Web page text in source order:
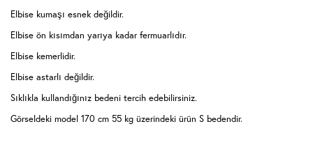
Elbise kumaşı esnek değildir.
Elbise ön kısımdan yarıya kadar fermuarlıdır.
Elbise kemerlidir.
Elbise astarlı değildir.
Sıklıkla kullandığınız bedeni tercih edebilirsiniz.
Görseldeki model 170 cm 55 kg üzerindeki ürün S bedendir.